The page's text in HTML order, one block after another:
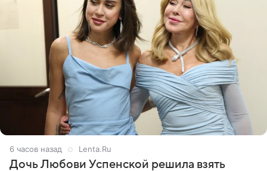
6 часов назад Lenta.Ru
Дочь Любови Успенской решила взять